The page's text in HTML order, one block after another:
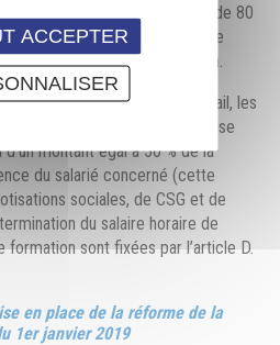
de travail dans la limite de 80
en dehors du temps de
de l'allocation de formation.
en dehors du temps de travail, les
au versement par l’entreprise
montant égal à 50 % de la
du salarié concerné (cette
sociales, de CSG et de
du salaire horaire de
formation sont fixées par l’article D.
en place de la réforme de la
1er janvier 2019
ACCEPTER